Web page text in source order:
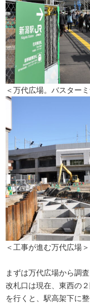
＜万代広場。バスター
＜工事が進む万代広場＞
まずは万代広場から調
改札口は現在、東西の
を行くと、駅高架下に